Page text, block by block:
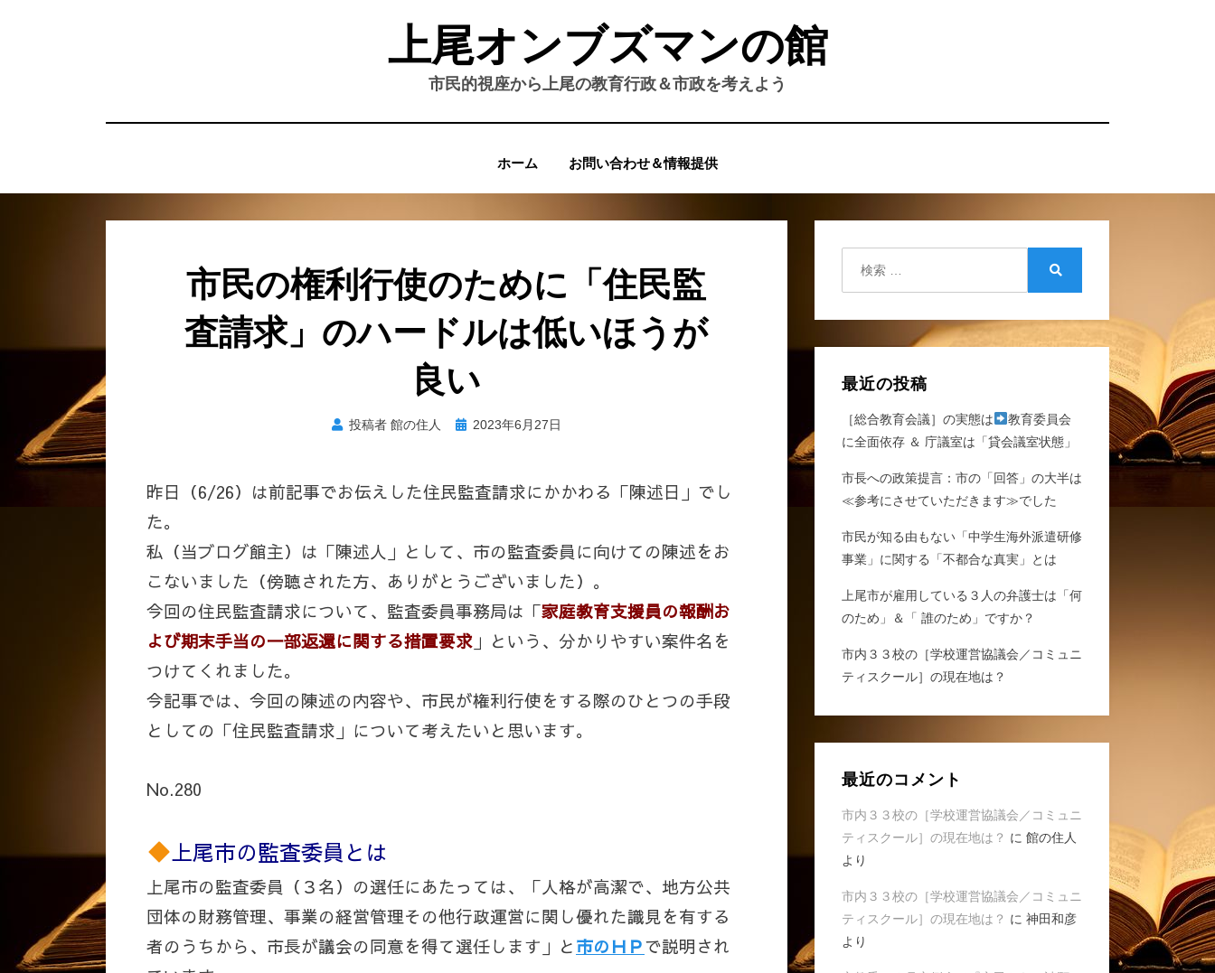
上尾オンブズマンの館
市民的視座から上尾の教育行政＆市政を考えよう
ホーム お問い合わせ＆情報提供
市民の権利行使のために「住民監
査請求」のハードルは低いほうが
良い
投稿者 館の住人
投 2023年6月27日
昨日（6/26）は前記事でお伝えした住民監査請求にかかわる「陳述日」でし
た。
私（当ブログ館主）は「陳述人」として、市の監査委員に向けての陳述をお
こないました（傍聴された方、ありがとうございました）。
今回の住民監査請求について、監査委員事務局は「家庭教育支援員の報酬お
よび期末手当の一部返還に関する措置要求 」という、分かりやすい案件名を
つけてくれました。
今記事では、今回の陳述の内容や、市民が権利行使をする際のひとつの手段
としての「住民監査請求」について考えたいと思います。
No.280
上尾市の監査委員とは
上尾市の監査委員（３名）の選任にあたっては、「人格が高潔で、地方公共
団体の財務管理、事業の経営管理その他行政運営に関し優れた識見を有する
者のうちから、市長が議会の同意を得て選任します」と市のＨＰで説明され
最近の投稿
［総合教育会議］の実態は
教育委員会
に全面依存 ＆ 庁議室は「貸会議室状態」
市長への政策提言：市の「回答」の大半は
≪参考にさせていただきます≫でした
市民が知る由もない「中学生海外派遣研修
事業」に関する「不都合な真実」とは
上尾市が雇用している３人の弁護士は「何
のため」＆「 誰のため」ですか？
市内３３校の［学校運営協議会／コミュニ
ティスクール］の現在地は？
最近のコメント
市内３３校の［学校運営協議会／コミュニ
ティスクール］の現在地は？ に 館の住人
より
市内３３校の［学校運営協議会／コミュニ
ティスクール］の現在地は？ に 神田和彦
より